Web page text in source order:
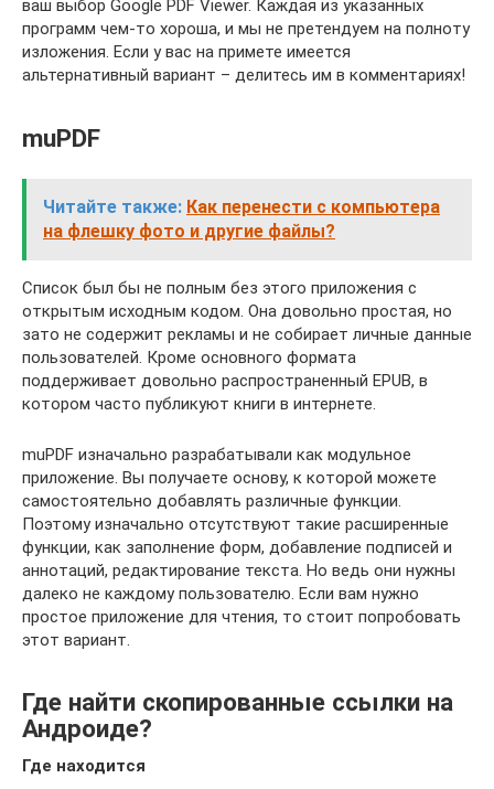
ваш выбор Google PDF Viewer. Каждая из указанных
программ чем-то хороша, и мы не претендуем на полноту
изложения. Если у вас на примете имеется
альтернативный вариант – делитесь им в комментариях!
muPDF
Читайте также: Как перенести с компьютера
на флешку фото и другие файлы?
Список был бы не полным без этого приложения с
открытым исходным кодом. Она довольно простая, но
зато не содержит рекламы и не собирает личные данные
пользователей. Кроме основного формата
поддерживает довольно распространенный EPUB, в
котором часто публикуют книги в интернете.
muPDF изначально разрабатывали как модульное
приложение. Вы получаете основу, к которой можете
самостоятельно добавлять различные функции.
Поэтому изначально отсутствуют такие расширенные
функции, как заполнение форм, добавление подписей и
аннотаций, редактирование текста. Но ведь они нужны
далеко не каждому пользователю. Если вам нужно
простое приложение для чтения, то стоит попробовать
этот вариант.
Где найти скопированные ссылки на
Андроиде?
Где находится